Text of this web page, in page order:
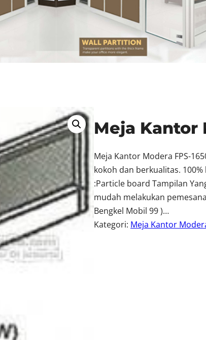
Meja Kantor
Meja Kantor Modera FPS-
kokoh dan berkualitas.
:Particle board Tampilan
mudah melakukan
Bengkel Mobil 99 )…
Kategori: Meja Kantor